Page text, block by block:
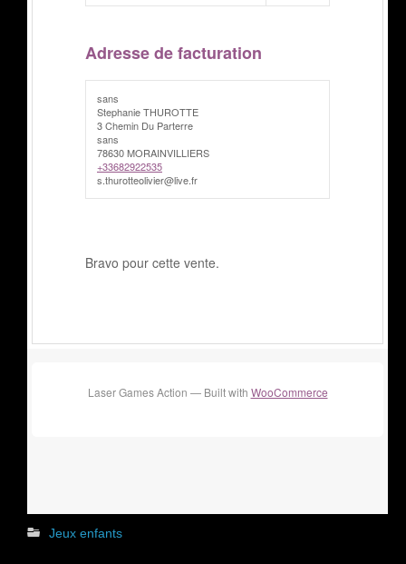
Adresse de facturation
sans
Stephanie THUROTTE
3 Chemin Du Parterre
sans
78630 MORAINVILLIERS
+33682922535
s.thurotteolivier@live.fr
Bravo pour cette vente.
Laser Games Action — Built with WooCommerce
Jeux enfants